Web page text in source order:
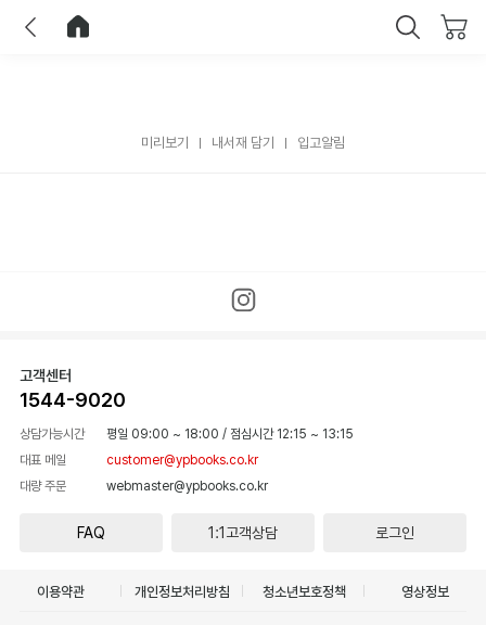
미리보기 내서재 담기 입고알림
고객센터
1544-9020
상담가능시간 평일 09:00 ~ 18:00 / 점심시간 12:15 ~ 13:15
대표 메일
customer@ypbooks.co.kr
대량 주문
webmaster@ypbooks.co.kr
FAQ 1:1고객상담 로그인
이용약관 개인정보처리방침 청소년보호정책 영상정보